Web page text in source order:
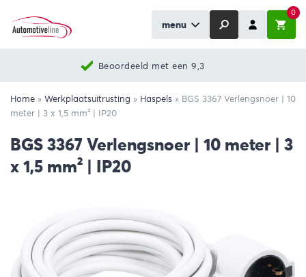
menu
0
Beoordeeld met een 9,3
Home » Werkplaatsuitrusting » Haspels » BGS 3367 Verlengsnoer | 10
meter | 3 x 1,5 mm² | IP20
BGS 3367 Verlengsnoer | 10 meter | 3
x 1,5 mm² | IP20